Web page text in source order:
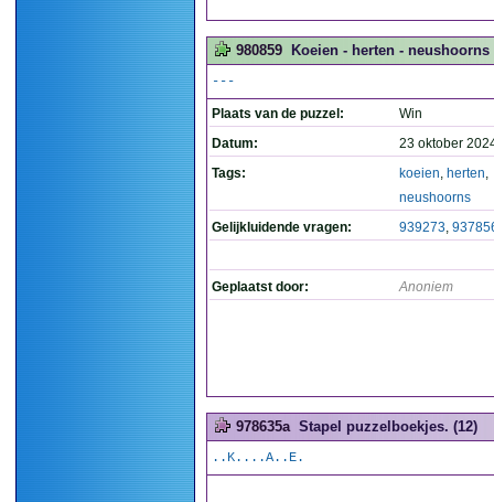
980859 Koeien - herten - neushoorns
---
Plaats van de puzzel:
Win
Datum:
23 oktober
Tags:
koeien, herten,
neushoorns
Gelijkluidende vragen:
939273,
Geplaatst door: Anoniem
978635a Stapel puzzelboekjes. (12)
..K....A..E.